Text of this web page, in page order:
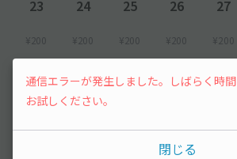
23
¥200
24
¥200
25
¥200
26
¥200
27
¥200
30 31
通信エラーが発生しました。しばらく時
お試しください。
閉じる